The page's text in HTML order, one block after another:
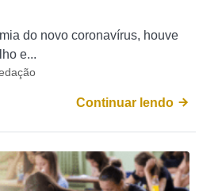
do novo coronavírus, houve
e...
Continuar lendo